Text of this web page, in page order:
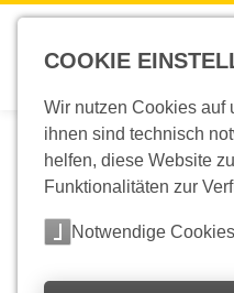
Seit Ende
der als
COOKIE
Wir nutzen Cookies auf
ihnen sind technisch
helfen, diese Website
Funktionalitäten zur
Notwendige Cookies